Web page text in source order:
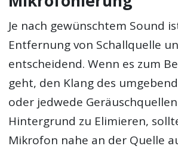
Je nach gewünschtem Sound
Entfernung von Schallquelle
entscheidend. Wenn es zum
geht, den Klang des
oder jedwede
Hintergrund zu Elimieren,
Mikrofon nahe an der Quelle